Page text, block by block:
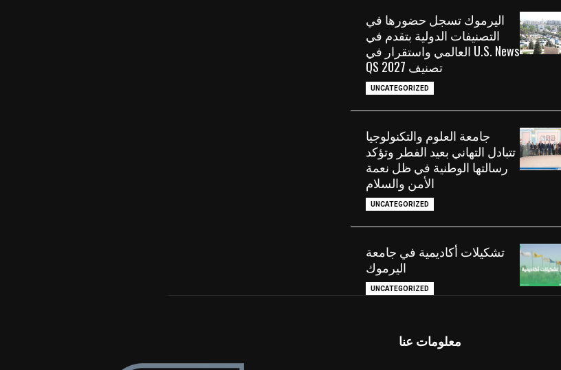
اليرموك تسجل حضورها في
التصنيفات الدولية بتقدم في
U.S. News العالمي واستقرار في
تصنيف QS 2027
UNCATEGORIZED
جامعة العلوم والتكنولوجيا
تتبادل التهاني بعيد الفطر وتؤكد
رسالتها الوطنية في ظل نعمة
الأمن والسلام
UNCATEGORIZED
تشكيلات أكاديمية في جامعة
اليرموك
UNCATEGORIZED
معلومات عنا